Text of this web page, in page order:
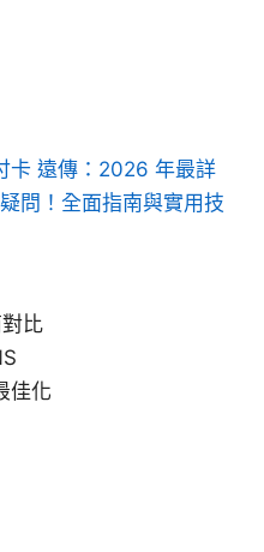
卡 遠傳：2026 年最詳
問！全面指南與實用技
比
佳化